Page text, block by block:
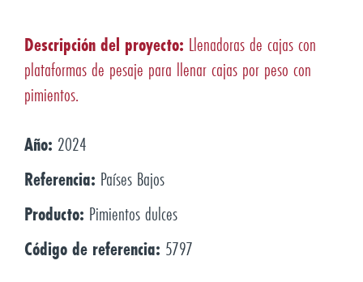
Descripción del proyecto: Llenadoras de cajas con
plataformas de pesaje para llenar cajas por peso con
pimientos.
Año: 2024
Referencia: Países Bajos
Producto: Pimientos dulces
Código de referencia: 5797